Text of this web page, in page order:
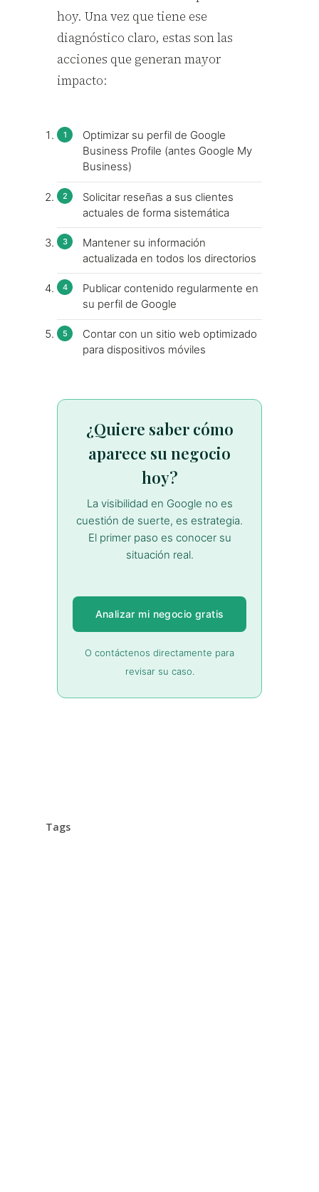
hoy. Una vez que tiene ese
diagnóstico claro, estas son las
acciones que generan mayor
impacto:
Optimizar su perfil de Google
Business Profile (antes Google My
Business)
Solicitar reseñas a sus clientes
actuales de forma sistemática
Mantener su información
actualizada en todos los directorios
Publicar contenido regularmente en
su perfil de Google
Contar con un sitio web optimizado
para dispositivos móviles
¿Quiere saber cómo
aparece su negocio
hoy?
La visibilidad en Google no es
cuestión de suerte, es estrategia.
El primer paso es conocer su
situación real.
Analizar mi negocio gratis
O contáctenos directamente para
revisar su caso.
Tags